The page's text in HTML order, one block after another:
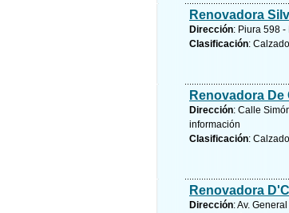
Renovadora
Dirección: Piura 598
Clasificación:
Renovadora De
Dirección: Calle
información
Clasificación:
Renovadora
Dirección: Av.